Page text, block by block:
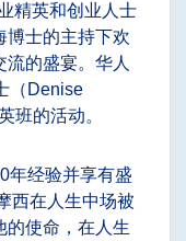
精英和创业人士
博士的主持下欢
的盛宴。华人
（Denise
班的活动。
年经验并享有盛
西在人生中场被
的使命，在人生